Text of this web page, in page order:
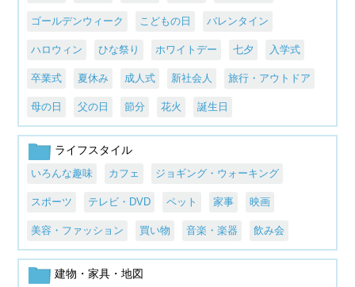
ゴールデンウィーク こどもの日 バレンタイン
ハロウィン ひな祭り ホワイトデー 七夕 入学式
卒業式 夏休み 成人式 新社会人 旅行・アウトドア
母の日 父の日 節分 花火 誕生日
ライフスタイル
いろんな趣味 カフェ ジョギング・ウォーキング
スポーツ テレビ・DVD ペット 家事 映画
美容・ファッション 買い物 音楽・楽器 飲み会
建物・家具・地図